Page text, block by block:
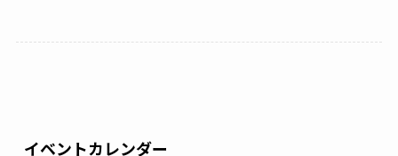
イベントカレンダー